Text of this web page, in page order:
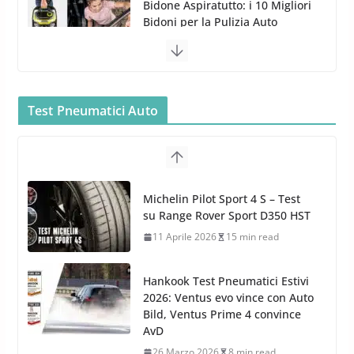
Gun per la tua Idropulitrice?
5 Maggio 2022 2 min read
Car Care
26 Marzo 2025 2 min read
Azoto
26 Marzo 2025 2 min read
Test Pneumatici Auto
Hankook Test Pneumatici Estivi
2026: Ventus evo vince con Auto
Bild, Ventus Prime 4 convince
Test Gomme 2026 Tyre Reviews:
i Migliori pneumatici estivi
sportivi a confronto